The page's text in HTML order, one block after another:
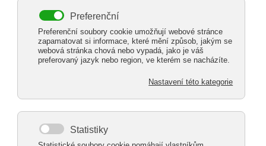
pondělí 13. červenec 2026
František